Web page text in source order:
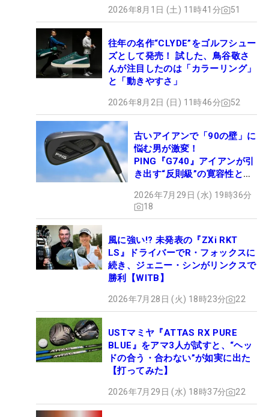
2026年8月1日 (土) 11時41分 51
往年の名作“CLYDE”をゴルフシュー
ズとして発売！ 試した、鳥谷敬さ
んが注目したのは「カラーリング」
と「動きやすさ」
2026年8月2日 (日) 11時46分 52
古いアイアンで「90の壁」に
悩む男が激変！
PING『G740』アイアンが引
き出す“反則級”の寛容性と飛
2026年7月29日 (水) 19時36分
18
風に強い!? 未発表の『ZXi RKT
LS』ドライバーでR・フォックスに
続き、ジェニー・シンがリンクスで
勝利【WITB】
2026年7月28日 (火) 18時23分 22
USTマミヤ『ATTAS RX PURE
BLUE』をアマ3人が試すと、“ヘッ
ドの合う・合わない”が如実に出た
【打ってみた】
2026年7月29日 (水) 18時37分 22